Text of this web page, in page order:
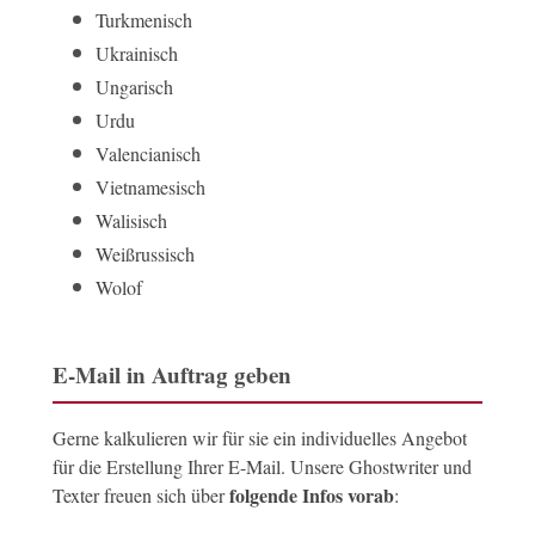
Turkmenisch
Ukrainisch
Ungarisch
Urdu
Valencianisch
Vietnamesisch
Walisisch
Weißrussisch
Wolof
E-Mail in Auftrag geben
Gerne kalkulieren wir für sie ein individuelles Angebot
für die Erstellung Ihrer E-Mail. Unsere Ghostwriter und
Texter freuen sich überfolgende Infos vorab: